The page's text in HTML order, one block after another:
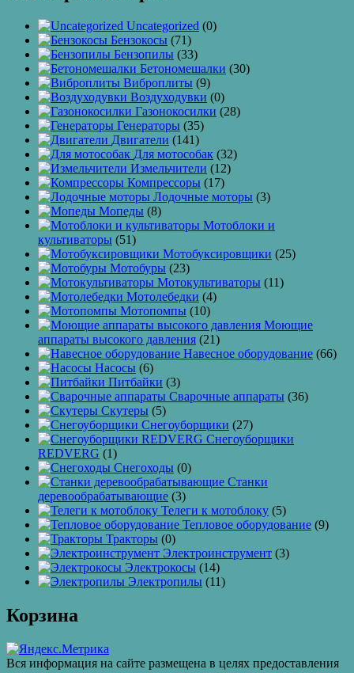
Uncategorized (0)
Бензокосы (71)
Бензопилы (33)
Бетономешалки (30)
Виброплиты (9)
Воздуходувки (0)
Газонокосилки (28)
Генераторы (35)
Двигатели (141)
Для мотособак (32)
Измельчители (12)
Компрессоры (17)
Лодочные моторы (3)
Мопеды (8)
Мотоблоки и
культиваторы (51)
Мотобуксировщики (25)
Мотобуры (23)
Мотокультиваторы (11)
Мотолебедки (4)
Мотопомпы (10)
Моющие
аппараты высокого давления (21)
Навесное оборудование (66)
Насосы (6)
Питбайки (3)
Сварочные аппараты (36)
Скутеры (5)
Снегоуборщики (27)
Снегоуборщики
REDVERG (1)
Снегоходы (0)
Станки
деревообрабатывающие (3)
Телеги к мотоблоку (5)
Тепловое оборудование (9)
Тракторы (0)
Электроинструмент (3)
Электрокосы (14)
Электропилы (11)
Корзина
Вся информация на сайте размещена в целях предоставления